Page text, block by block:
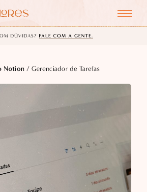
DÚVIDAS? FALE COM A GENTE.
Notion / Gerenciador de Tarefas